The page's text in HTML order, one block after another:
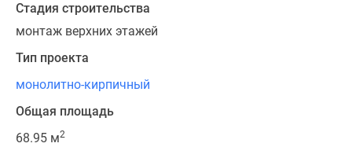
Стадия строительства
монтаж верхних этажей
Тип проекта
монолитно-кирпичный
Общая площадь
68.95 м2